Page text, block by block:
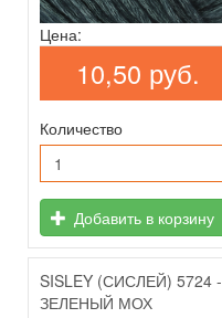
Цена:
10,50 руб.
Количество
Добавить в корзину
SISLEY (СИСЛЕЙ) 5724 -
ЗЕЛЕНЫЙ МОХ